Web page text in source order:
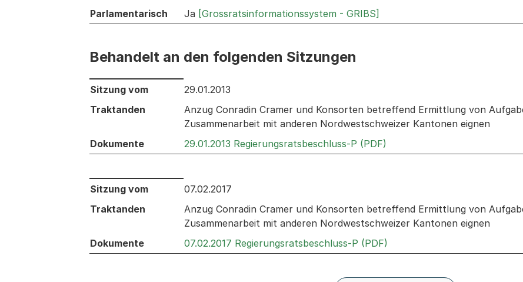
Parlamentarisch
Ja [Grossratsinformationssystem - GRIBS]
Behandelt an den folgenden Sitzungen
Behandelt an den folgenden Sitzungen: Informationen zu den Sitzungen zum Geschäft
Sitzung vom
29.01.2013
Traktanden
Anzug Conradin Cramer und Konsorten betreffend Ermittlung von
Zusammenarbeit mit anderen Nordwestschweizer Kantonen eignen
Dokumente
29.01.2013 Regierungsratsbeschluss-P (PDF)
Behandelt an den folgenden Sitzungen: Informationen zu den Sitzungen zum Geschäft
Sitzung vom
07.02.2017
Traktanden
Anzug Conradin Cramer und Konsorten betreffend Ermittlung von
Zusammenarbeit mit anderen Nordwestschweizer Kantonen eignen
Dokumente
07.02.2017 Regierungsratsbeschluss-P (PDF)